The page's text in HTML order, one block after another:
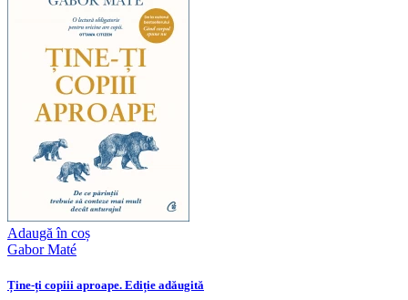
Adaugă în coș
Gabor Maté
Ține-ți copiii aproape. Ediție adăugită